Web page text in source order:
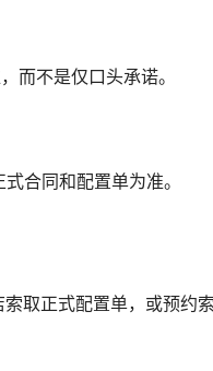
而不是仅口头承诺。
合同和配置单为准。
取正式配置单，或预约